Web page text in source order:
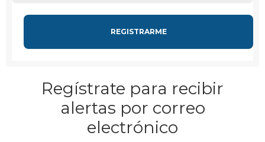
Regístrate para recibir
alertas por correo
electrónico